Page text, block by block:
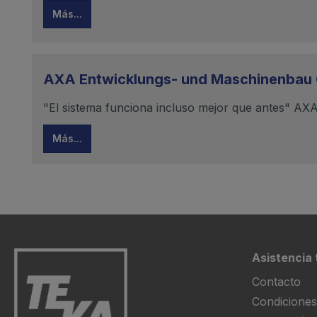
Más...
AXA Entwicklungs- und Maschinenbau
"El sistema funciona incluso mejor que antes"
Más...
Asistencia
Contacto